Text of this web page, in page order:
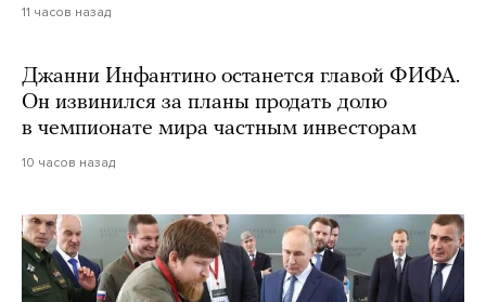
11 часов назад
Джанни Инфантино останется главой ФИФА.
Он извинился за планы продать долю
в чемпионате мира частным инвесторам
10 часов назад